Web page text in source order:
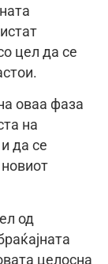
цел да се
оваа фаза
на
да се
од
целосна